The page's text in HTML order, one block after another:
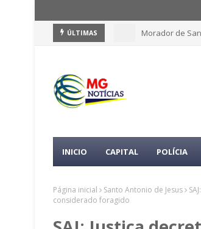
ÚLTIMAS Morador de
INICIO CAPITAL POLÍCIA
Página inicial Santo Antonio de Jesus
considerado foragido